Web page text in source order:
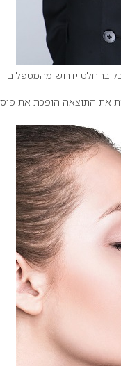
בהחלט ידרוש מהמטפלים
את התוצאה הופכת את